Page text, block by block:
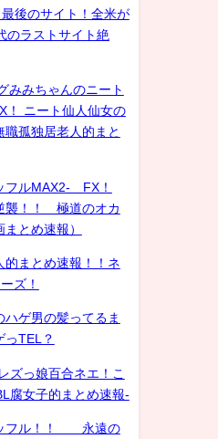
後のサイト！全米が
のラストサイト絶
みみちゃんのニート
！ ニート仙人仙女の
孤独居老人的まと
フルMAX2- FX！
襲！！ 極道のオカ
とめ速報）
的まとめ速報！！ネ
ズ！
ゲ男の髪ってるま
っTEL？
ズっ娘百合ネエ！こ
腐女子的まとめ速報-
ッフル！！ 永遠の